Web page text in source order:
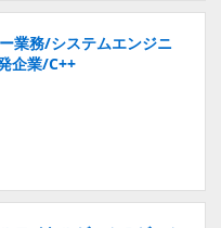
業務/システムエンジニ
企業/C++